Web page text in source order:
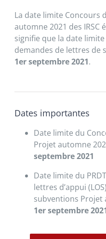
La date limite Concours
automne 2021 des IRSC
signifie que la date limite
demandes de lettres de
1er septembre 2021.
Dates importantes
Date limite du
Projet automne
septembre 2021
Date limite du
lettres d’appui
subventions Projet
1er septembre